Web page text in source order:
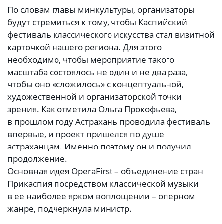
По словам главы минкультуры, организаторы
будут стремиться к тому, чтобы Каспийский
фестиваль классического искусства стал визитной
карточкой нашего региона. Для этого
необходимо, чтобы мероприятие такого
масштаба состоялось не один и не два раза,
чтобы оно «сложилось» с концептуальной,
художественной и организаторской точки
зрения. Как отметила Ольга Прокофьева,
в прошлом году Астрахань проводила фестиваль
впервые, и проект пришелся по душе
астраханцам. Именно поэтому он и получил
продолжение.
Основная идея OperaFirst – объединение стран
Прикаспия посредством классической музыки
в ее наиболее ярком воплощении – оперном
жанре, подчеркнула министр.